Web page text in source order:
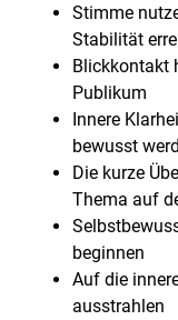
Stimme
Stabilität
Blickkontakt
Publikum
Innere
bewusst
Die kurze
Thema auf
beginnen
Auf die
ausstrahlen